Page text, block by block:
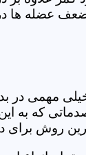
ضعف عضله
مهمی در
که به
روش برای